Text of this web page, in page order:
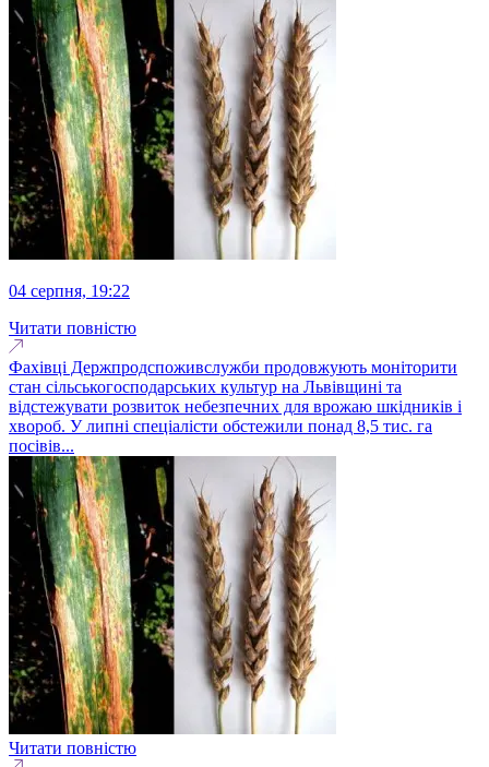
04 серпня, 19:22
Читати повністю
Фахівці Держпродспоживслужби продовжують моніторити
стан сільськогосподарських культур на Львівщині та
відстежувати розвиток небезпечних для врожаю шкідників і
хвороб. У липні спеціалісти обстежили понад 8,5 тис. га
посівів...
Читати повністю